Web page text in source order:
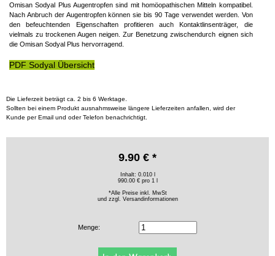
Omisan Sodyal Plus Augentropfen sind mit homöopathischen Mitteln kompatibel.
Nach Anbruch der Augentropfen können sie bis 90 Tage verwendet werden. Von
den befeuchtenden Eigenschaften profitieren auch Kontaktlinsenträger, die
vielmals zu trockenen Augen neigen. Zur Benetzung zwischendurch eignen sich
die Omisan Sodyal Plus hervorragend.
PDF Sodyal Übersicht
Die Lieferzeit beträgt ca. 2 bis 6 Werktage.
Sollten bei einem Produkt ausnahmsweise längere Lieferzeiten anfallen, wird der
Kunde per Email und oder Telefon benachrichtigt.
9.90 € *
Inhalt: 0.010 l
990.00 € pro 1 l
*Alle Preise inkl. MwSt
und zzgl. Versandinformationen
Menge: